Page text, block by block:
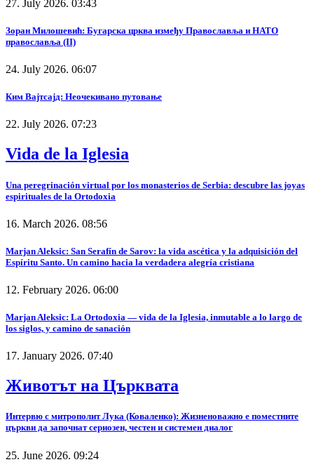
27. July 2026. 03:43
Зоран Милошевић: Бугарска црква између Православља и НАТО
православља (II)
24. July 2026. 06:07
Ким Вајтсајд: Неочекивано путовање
22. July 2026. 07:23
Vida de la Iglesia
Una peregrinación virtual por los monasterios de Serbia: descubre las joyas
espirituales de la Ortodoxia
16. March 2026. 08:56
Marjan Aleksic: San Serafín de Sarov: la vida ascética y la adquisición del
Espíritu Santo. Un camino hacia la verdadera alegría cristiana
12. February 2026. 06:00
Marjan Aleksic: La Ortodoxia — vida de la Iglesia, inmutable a lo largo de
los siglos, y camino de sanación
17. January 2026. 07:40
Животът на Църквата
Интервю с митрополит Лука (Коваленко): Жизненоважно е поместните
църкви да започнат сериозен, честен и системен диалог
25. June 2026. 09:24